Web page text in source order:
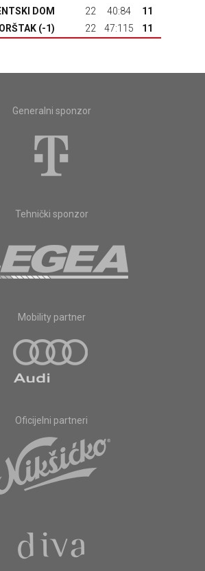
DOM 22 40:84
11
(-1) 22 47:115 11
Generalni sponzor
Tehnički sponzor
Mobility partner
Oficijelni partneri